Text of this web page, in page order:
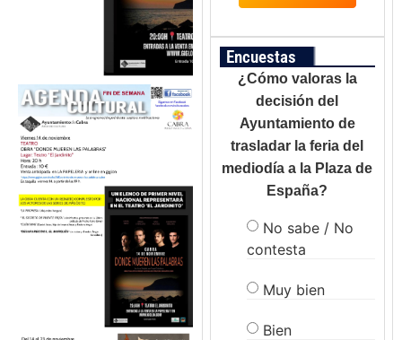
Encuestas
¿Cómo valoras la
decisión del
Ayuntamiento de
trasladar la feria del
mediodía a la Plaza de
España?
No sabe / No
contesta
Muy bien
Bien